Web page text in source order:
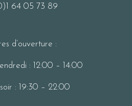
64 05 73 89
d’ouverture :
: 12:00 – 14:00
: 19:30 – 22:00